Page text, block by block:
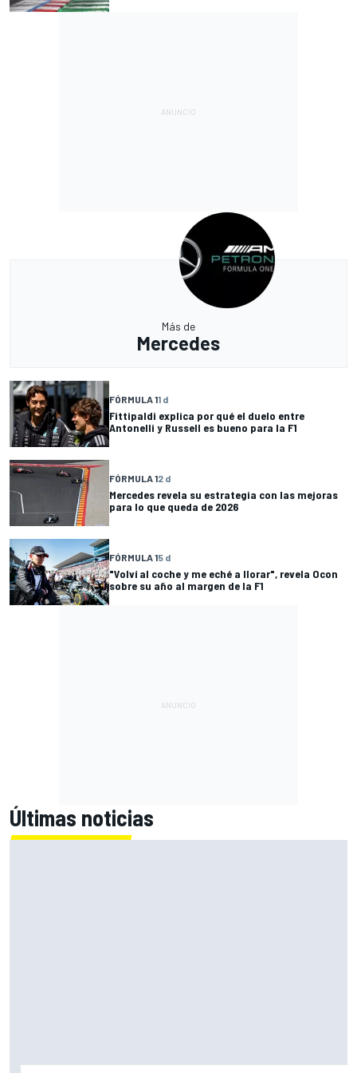
Más de
Mercedes
FÓRMULA 11 d
Fittipaldi explica por qué el duelo entre
Antonelli y Russell es bueno para la F1
FÓRMULA 12 d
Mercedes revela su estrategia con las mejoras
para lo que queda de 2026
FÓRMULA 15 d
"Volví al coche y me eché a llorar", revela Ocon
sobre su año al margen de la F1
Últimas noticias